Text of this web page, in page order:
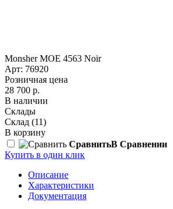
Monsher MOE 4563 Noir
Арт: 76920
Розничная цена
28 700 р.
В наличии
Склады
Склад (11)
В корзину
СравнитьВ Сравнении
Купить в один клик
Описание
Характеристики
Документация